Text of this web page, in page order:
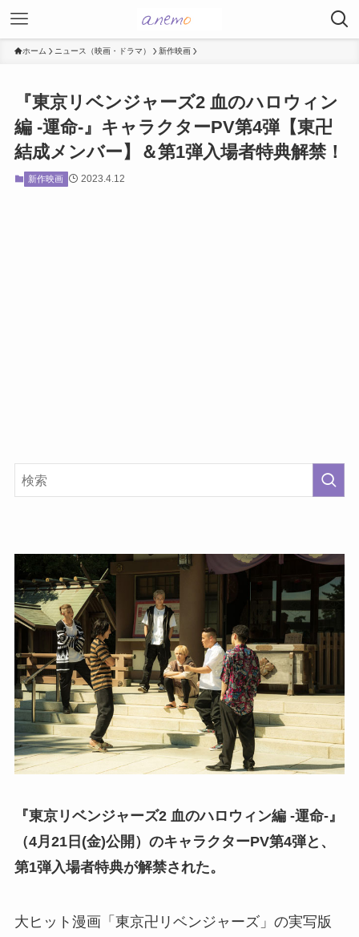
ホーム ニュース（映画・ドラマ） 新作映画
『東京リベンジャーズ2 血のハロウィン
編 -運命-』キャラクターPV第4弾【東卍
結成メンバー】＆第1弾入場者特典解禁！
新作映画 2023.4.12
『東京リベンジャーズ2 血のハロウィン編 -運命-』
（4月21日(金)公開）のキャラクターPV第4弾と、
第1弾入場者特典が解禁された。
大ヒット漫画「東京卍リベンジャーズ」の実写版